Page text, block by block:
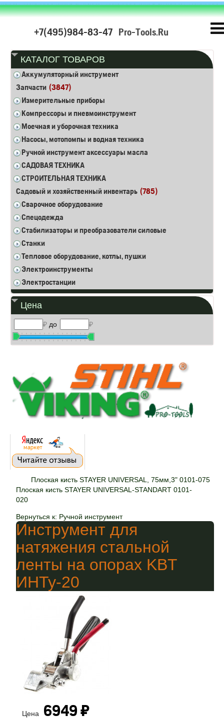
+7(495)984-83-47 Pro-Tools.Ru
КАТАЛОГ ТОВАРОВ
Аккумуляторный инструмент
Запчасти (3847)
Измерительные приборы
Компрессоры и пневмоинструмент
Моечная и уборочная техника
Насосы, мотопомпы и водная техника
Ручной инструмент аксессуары масла
САДОВАЯ ТЕХНИКА
СТРОИТЕЛЬНАЯ ТЕХНИКА
Садовый и хозяйственный инвентарь (785)
Сварочное оборудование
Спецодежда
Стабилизаторы и преобразователи силовые
Станки
Тепловое оборудование, котлы, пушки
Электроинструменты
Электростанции
Цена
₽ до ₽
Плоская кисть STAYER UNIVERSAL, 75мм,3" 0101-075
Плоская кисть STAYER UNIVERSAL-STANDART 0101-
020
Вернуться к: Ручной инструмент
Инструмент для
натяжения стальной
ленты на опорах KBT
ИНТу-20
Цена 6949 ₽